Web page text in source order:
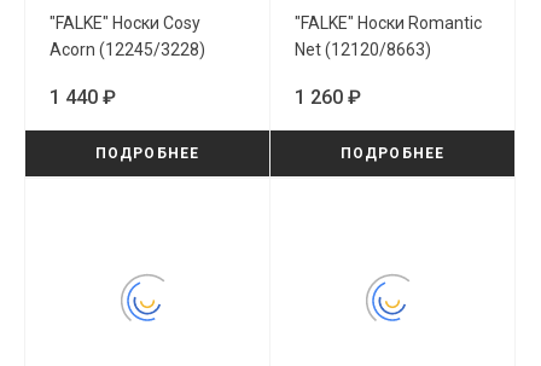
"FALKE" Носки Cosy
Acorn (12245/3228)
1 440 ₽
ПОДРОБНЕЕ
"FALKE" Носки Romantic
Net (12120/8663)
1 260 ₽
ПОДРОБНЕЕ